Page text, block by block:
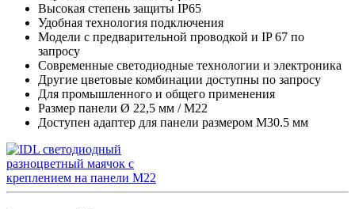
Высокая степень защиты IP65
Удобная технология подключения
Модели с предварительной проводкой и IP 67 по
запросу
Современные светодиодные технологии и электроника
Другие цветовые комбинации доступны по запросу
Для промышленного и общего применения
Размер панели Ø 22,5 мм / M22
Доступен адаптер для панели размером M30.5 мм